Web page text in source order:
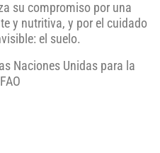
su compromiso por una
y nutritiva, y por el cuidado
el suelo.
Naciones Unidas para la